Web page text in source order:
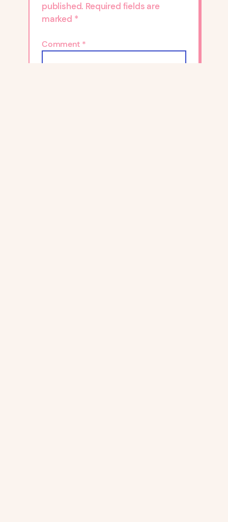
published. Required fields are
marked *
Comment *